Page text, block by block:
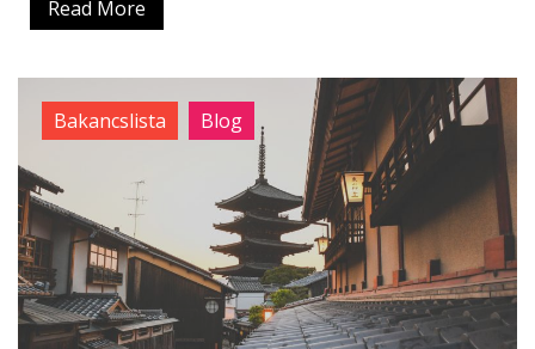
Read More
Bakancslista Blog